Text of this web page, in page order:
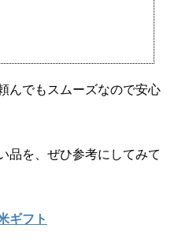
んでもスムーズなので安心
品を、ぜひ参考にしてみて
ギフト